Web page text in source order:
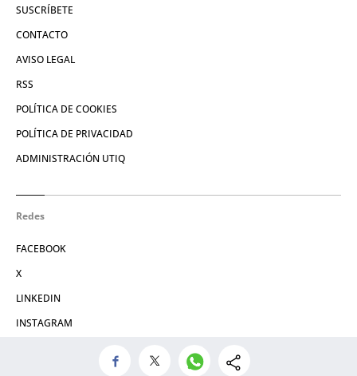
SUSCRÍBETE
CONTACTO
AVISO LEGAL
RSS
POLÍTICA DE COOKIES
POLÍTICA DE PRIVACIDAD
ADMINISTRACIÓN UTIQ
Redes
FACEBOOK
X
LINKEDIN
INSTAGRAM